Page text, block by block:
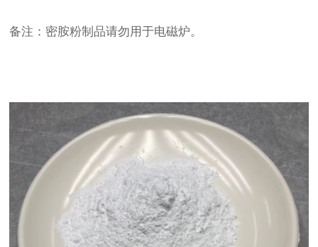
备注：密胺粉制品请勿用于电磁炉。